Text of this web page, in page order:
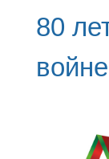
80
войне